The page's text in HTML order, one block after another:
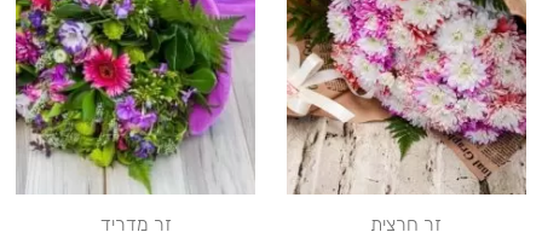
זר חרצית
זר מדריד